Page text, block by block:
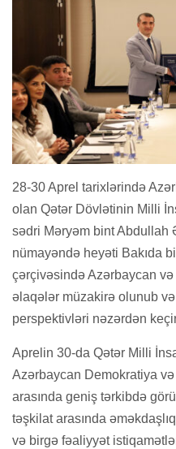
28-30 Aprel tarixlərində
olan Qətər Dövlətinin Milli
sədri Məryəm bint Abdullah
nümayəndə heyəti Bakıda
çərçivəsində Azərbaycan və
əlaqələr müzakirə olunub
perspektivləri nəzərdən
Aprelin 30-da Qətər Milli
Azərbaycan Demokratiya
arasında geniş tərkibdə
təşkilat arasında
və birgə fəaliyyət